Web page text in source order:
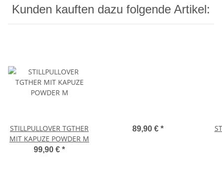
Kunden kauften dazu folgende Artikel:
STILLPULLOVER TGTHER
MIT KAPUZE POWDER M
99,90 € *
89,90 € *